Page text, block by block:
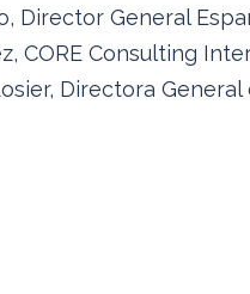
Director General
CORE Consulting
Directora